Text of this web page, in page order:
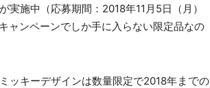
施中（応募期間：2018年11月5日（月）
ンペーンでしか手に入らない限定品なの
ッキーデザインは数量限定で2018年までの